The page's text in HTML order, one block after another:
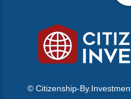
© Citizenship-